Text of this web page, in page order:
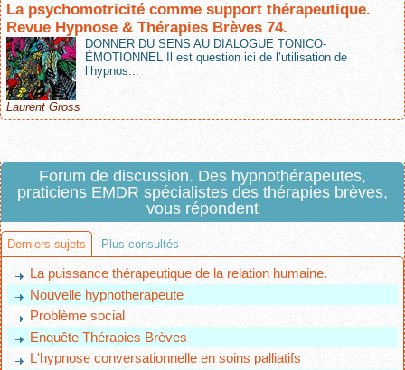
La psychomotricité comme support thérapeutique.
Revue Hypnose & Thérapies Brèves 74.
DONNER DU SENS AU DIALOGUE TONICO-
ÉMOTIONNEL Il est question ici de l’utilisation de
l’hypnos...
Laurent Gross
Forum de discussion. Des hypnothérapeutes,
praticiens EMDR spécialistes des thérapies brèves,
vous répondent
Derniers sujets Plus consultés
La puissance thérapeutique de la relation humaine.
Nouvelle hypnotherapeute
Problème social
Enquête Thérapies Brèves
L'hypnose conversationnelle en soins palliatifs